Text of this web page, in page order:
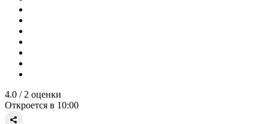
4.0 / 2 оценки
Откроется в 10:00